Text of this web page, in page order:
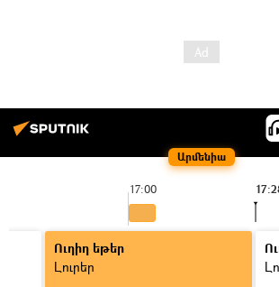
Արմենիա
17:00
Ուղիղ եթեր
Լուրեր